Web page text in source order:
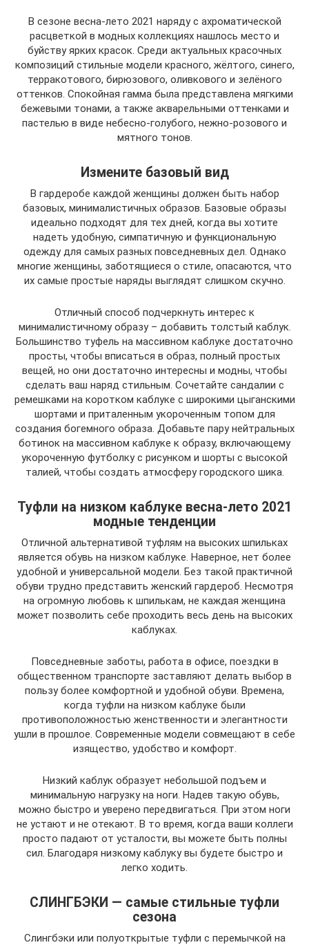
В сезоне весна-лето 2021 наряду с ахроматической
расцветкой в модных коллекциях нашлось место и
буйству ярких красок. Среди актуальных красочных
композиций стильные модели красного, жёлтого, синего,
терракотового, бирюзового, оливкового и зелёного
оттенков. Спокойная гамма была представлена мягкими
бежевыми тонами, а также акварельными оттенками и
пастелью в виде небесно-голубого, нежно-розового и
мятного тонов.
Измените базовый вид
В гардеробе каждой женщины должен быть набор
базовых, минималистичных образов. Базовые образы
идеально подходят для тех дней, когда вы хотите
надеть удобную, симпатичную и функциональную
одежду для самых разных повседневных дел. Однако
многие женщины, заботящиеся о стиле, опасаются, что
их самые простые наряды выглядят слишком скучно.
Отличный способ подчеркнуть интерес к
минималистичному образу – добавить толстый каблук.
Большинство туфель на массивном каблуке достаточно
просты, чтобы вписаться в образ, полный простых
вещей, но они достаточно интересны и модны, чтобы
сделать ваш наряд стильным. Сочетайте сандалии с
ремешками на коротком каблуке с широкими цыганскими
шортами и приталенным укороченным топом для
создания богемного образа. Добавьте пару нейтральных
ботинок на массивном каблуке к образу, включающему
укороченную футболку с рисунком и шорты с высокой
талией, чтобы создать атмосферу городского шика.
Туфли на низком каблуке весна-лето 2021
модные тенденции
Отличной альтернативой туфлям на высоких шпильках
является обувь на низком каблуке. Наверное, нет более
удобной и универсальной модели. Без такой практичной
обуви трудно представить женский гардероб. Несмотря
на огромную любовь к шпилькам, не каждая женщина
может позволить себе проходить весь день на высоких
каблуках.
Повседневные заботы, работа в офисе, поездки в
общественном транспорте заставляют делать выбор в
пользу более комфортной и удобной обуви. Времена,
когда туфли на низком каблуке были
противоположностью женственности и элегантности
ушли в прошлое. Современные модели совмещают в себе
изящество, удобство и комфорт.
Низкий каблук образует небольшой подъем и
минимальную нагрузку на ноги. Надев такую обувь,
можно быстро и уверено передвигаться. При этом ноги
не устают и не отекают. В то время, когда ваши коллеги
просто падают от усталости, вы можете быть полны
сил. Благодаря низкому каблуку вы будете быстро и
легко ходить.
СЛИНГБЭКИ — самые стильные туфли
сезона
Слингбэки или полуоткрытые туфли с перемычкой на